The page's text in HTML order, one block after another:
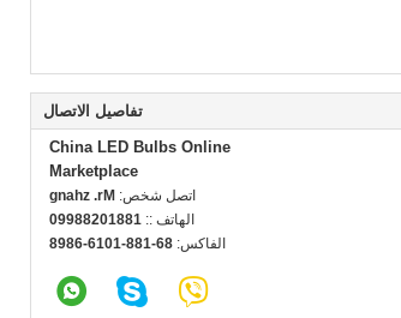
تفاصيل الاتصال
China LED Bulbs Online
Marketplace
اتصل شخص: Mr. zhang
الهاتف :: 18810288990
الفاكس: 86-188-1016-6898